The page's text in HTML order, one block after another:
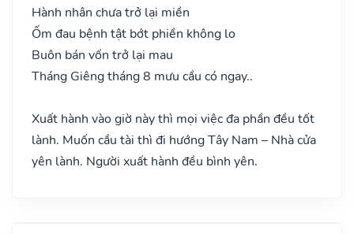
Hành nhân chưa trở lại miền
Ốm đau bệnh tật bớt phiền không lo
Buôn bán vốn trở lại mau
Tháng Giêng tháng 8 mưu cầu có ngay..
Xuất hành vào giờ này thì mọi việc đa phần đều tốt
lành. Muốn cầu tài thì đi hướng Tây Nam – Nhà cửa
yên lành. Người xuất hành đều bình yên.